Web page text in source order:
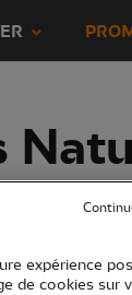
et éco-
expérience
de cookies sur